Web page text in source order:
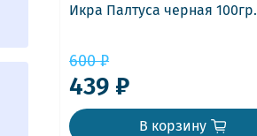
Икра Палтуса черная 100гр.
600 ₽
439 ₽
В корзину